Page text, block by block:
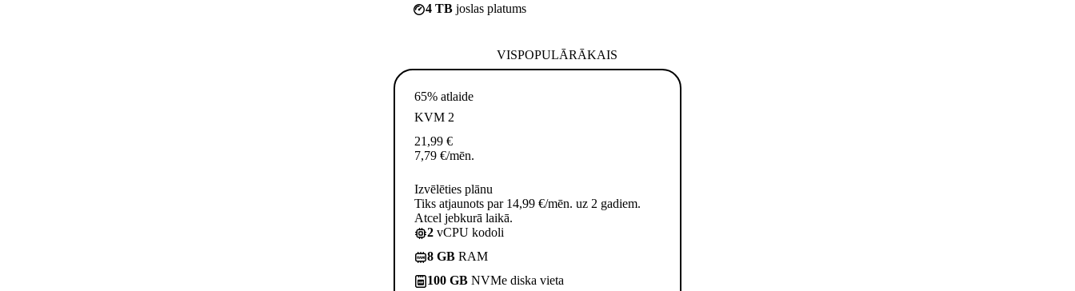
4 TB joslas platums
VISPOPULĀRĀKAIS
65% atlaide
KVM 2
21,99 €
7,79 €/mēn.
Izvēlēties plānu
Tiks atjaunots par 14,99 €/mēn. uz 2 gadiem.
Atcel jebkurā laikā.
2 vCPU kodoli
8 GB RAM
100 GB NVMe diska vieta